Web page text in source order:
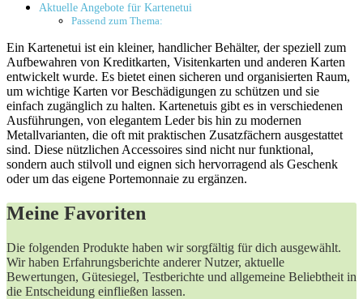
Aktuelle Angebote für Kartenetui
Passend zum Thema:
Ein Kartenetui ist ein kleiner, handlicher Behälter, der speziell zum
Aufbewahren von Kreditkarten, Visitenkarten und anderen Karten
entwickelt wurde. Es bietet einen sicheren und organisierten Raum,
um wichtige Karten vor Beschädigungen zu schützen und sie
einfach zugänglich zu halten. Kartenetuis gibt es in verschiedenen
Ausführungen, von elegantem Leder bis hin zu modernen
Metallvarianten, die oft mit praktischen Zusatzfächern ausgestattet
sind. Diese nützlichen Accessoires sind nicht nur funktional,
sondern auch stilvoll und eignen sich hervorragend als Geschenk
oder um das eigene Portemonnaie zu ergänzen.
Meine Favoriten
Die folgenden Produkte haben wir sorgfältig für dich ausgewählt.
Wir haben Erfahrungsberichte anderer Nutzer, aktuelle
Bewertungen, Gütesiegel, Testberichte und allgemeine Beliebtheit in
die Entscheidung einfließen lassen.